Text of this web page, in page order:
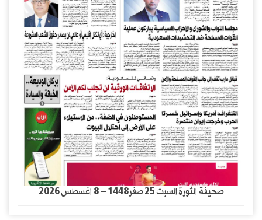
صحيفة الثورة السبت 25 صفر1448 – 8 اغسطس 2026